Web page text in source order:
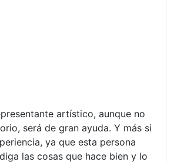
artístico, aunque no
será de gran ayuda. Y más si
ya que esta persona
las cosas que hace bien y lo